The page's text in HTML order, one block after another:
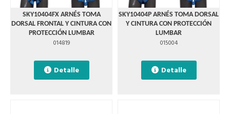
SKY10404FX ARNÉS TOMA
DORSAL FRONTAL Y CINTURA CON
PROTECCIÓN LUMBAR
014819
Detalle
SKY10404P ARNÉS TOMA DORSAL
Y CINTURA CON PROTECCIÓN
LUMBAR
015004
Detalle